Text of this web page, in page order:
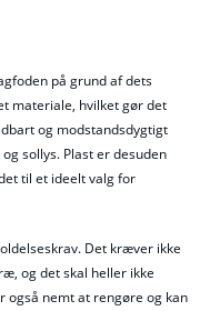
på grund af dets
materiale, hvilket gør det
og modstandsdygtigt
sollys. Plast er desuden
til et ideelt valg for
Det kræver ikke
og det skal heller ikke
også nemt at rengøre og kan